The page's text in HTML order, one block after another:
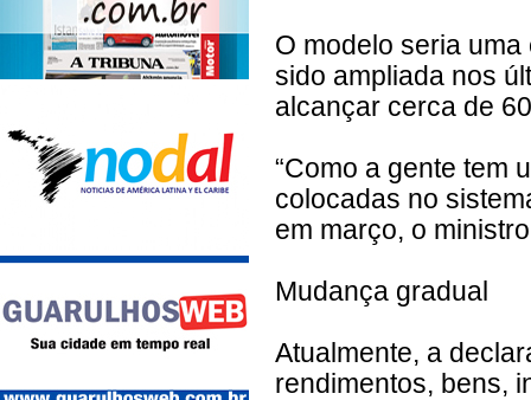
O modelo seria
sido ampliada nos
alcançar cerca de
“Como a gente tem
colocadas no
em março, o
Mudança gradual
Atualmente, a
rendimentos, bens,